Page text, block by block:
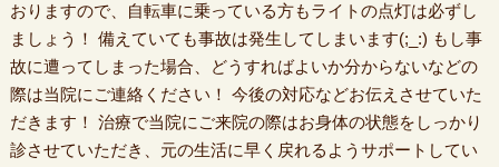
おりますので、自転車に乗っている方もライトの点灯は必ずし
ましょう！ 備えていても事故は発生してしまいます(;_:) もし事
故に遭ってしまった場合、どうすればよいか分からないなどの
際は当院にご連絡ください！ 今後の対応などお伝えさせていた
だきます！ 治療で当院にご来院の際はお身体の状態をしっかり
診させていただき、元の生活に早く戻れるようサポートしてい